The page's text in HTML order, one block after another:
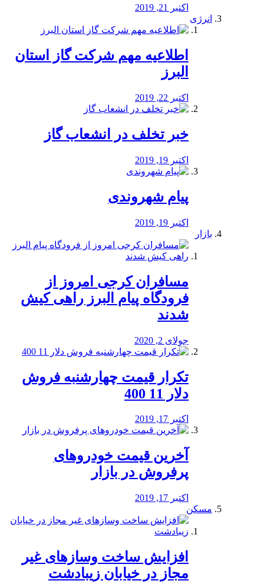
اکتبر 21, 2019
انرژی
️اطلاعیه مهم شرکت گاز استان
البرز
اکتبر 22, 2019
خبر تخلف در انشعاب گاز
اکتبر 19, 2019
پیام شهروندی
اکتبر 19, 2019
بازار
مسافران کرجی امروز از
فرودگاه پیام البرز راهی کیش
شدند
جولای 2, 2020
تکرار قیمت چهارشنبه فروش
دلار 11 400
اکتبر 17, 2019
آخرین قیمت خودرو‌های
پرفروش در بازار
اکتبر 17, 2019
مسکن
افزایش ساخت وسازهای غیر
مجاز در خیابان زیبادشت